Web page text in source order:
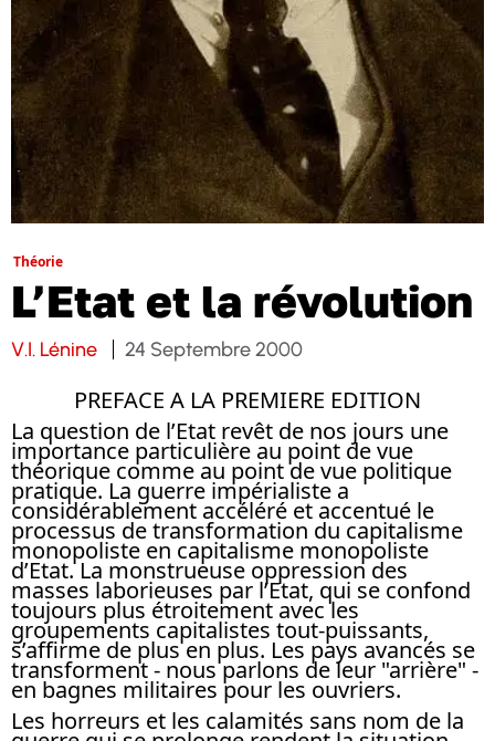
Théorie
L’Etat et la révolution
V.I. Lénine 24 Septembre 2000
PREFACE A LA PREMIERE EDITION
La question de l’Etat revêt de nos jours une
importance particulière au point de vue
théorique comme au point de vue politique
pratique. La guerre impérialiste a
considérablement accéléré et accentué le
processus de transformation du capitalisme
monopoliste en capitalisme monopoliste
d’Etat. La monstrueuse oppression des
masses laborieuses par l’Etat, qui se confond
toujours plus étroitement avec les
groupements capitalistes tout-puissants,
s’affirme de plus en plus. Les pays avancés se
transforment - nous parlons de leur "arrière" -
en bagnes militaires pour les ouvriers.
Les horreurs et les calamités sans nom de la